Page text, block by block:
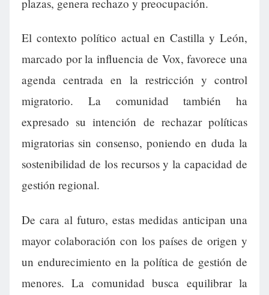
plazas, genera rechazo y preocupación.
El contexto político actual en Castilla y León,
marcado por la influencia de Vox, favorece una
agenda centrada en la restricción y control
migratorio. La comunidad también ha
expresado su intención de rechazar políticas
migratorias sin consenso, poniendo en duda la
sostenibilidad de los recursos y la capacidad de
gestión regional.
De cara al futuro, estas medidas anticipan una
mayor colaboración con los países de origen y
un endurecimiento en la política de gestión de
menores. La comunidad busca equilibrar la